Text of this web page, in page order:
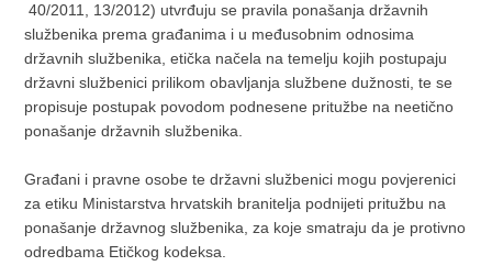
40/2011, 13/2012) utvrđuju se pravila ponašanja državnih
službenika prema građanima i u međusobnim odnosima
državnih službenika, etička načela na temelju kojih postupaju
državni službenici prilikom obavljanja službene dužnosti, te se
propisuje postupak povodom podnesene pritužbe na neetično
ponašanje državnih službenika.
Građani i pravne osobe te državni službenici mogu povjerenici
za etiku Ministarstva hrvatskih branitelja podnijeti pritužbu na
ponašanje državnog službenika, za koje smatraju da je protivno
odredbama Etičkog kodeksa.